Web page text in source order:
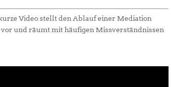
Video stellt den Ablauf einer Mediation
und räumt mit häufigen Missverständnissen